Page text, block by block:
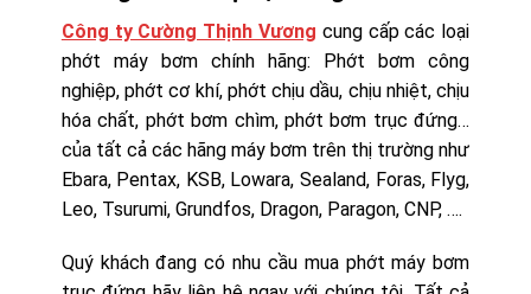
Công ty Cường Thịnh Vương cung cấp các loại
phớt máy bơm chính hãng: Phớt bơm công
nghiệp, phớt cơ khí, phớt chịu dầu, chịu nhiệt, chịu
hóa chất, phớt bơm chìm, phớt bơm trục đứng…
của tất cả các hãng máy bơm trên thị trường như
Ebara, Pentax, KSB, Lowara, Sealand, Foras, Flyg,
Leo, Tsurumi, Grundfos, Dragon, Paragon, CNP, ….
Quý khách đang có nhu cầu mua phớt máy bơm